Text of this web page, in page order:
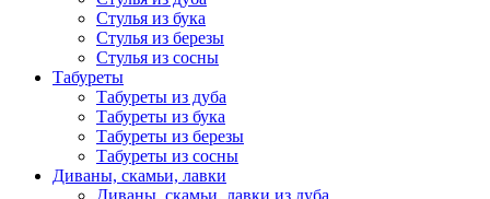
Стулья из бука
Стулья из березы
Стулья из сосны
Табуреты
Табуреты из дуба
Табуреты из бука
Табуреты из березы
Табуреты из сосны
Диваны, скамьи, лавки
Диваны, скамьи, лавки из дуба